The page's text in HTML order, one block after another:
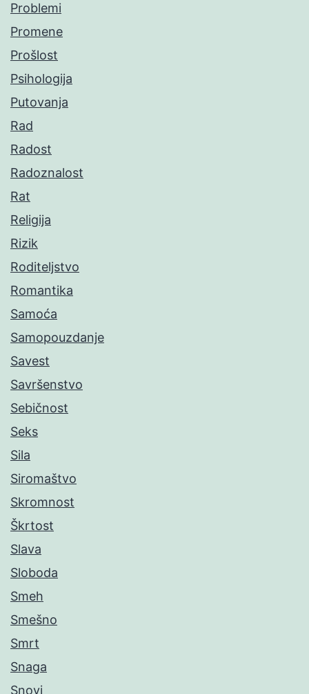
Problemi
Promene
Prošlost
Psihologija
Putovanja
Rad
Radost
Radoznalost
Rat
Religija
Rizik
Roditeljstvo
Romantika
Samoća
Samopouzdanje
Savest
Savršenstvo
Sebičnost
Seks
Sila
Siromaštvo
Skromnost
Škrtost
Slava
Sloboda
Smeh
Smešno
Smrt
Snaga
Snovi